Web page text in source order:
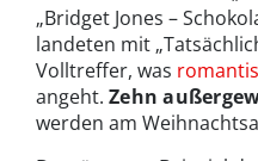
„Bridget Jones –
landeten mit
Volltreffer, was
angeht. Zehn
werden am